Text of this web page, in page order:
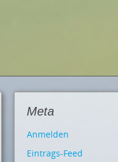
Meta
Anmelden
Eintrags-Feed